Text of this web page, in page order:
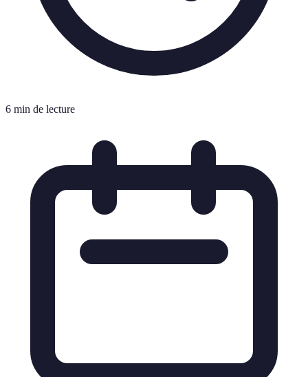
6 min de lecture